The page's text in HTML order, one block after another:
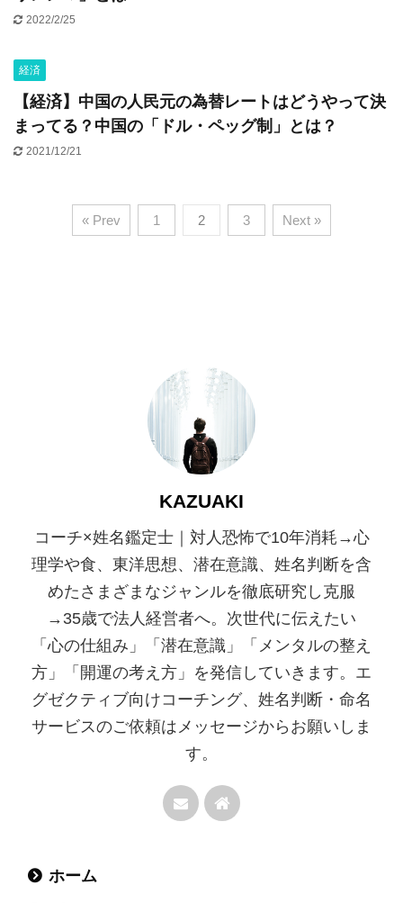
2022/2/25
経済
【経済】中国の人民元の為替レートはどうやって決
まってる？中国の「ドル・ペッグ制」とは？
2021/12/21
« Prev 1 2 3 Next »
KAZUAKI
コーチ×姓名鑑定士｜対人恐怖で10年消耗→心
理学や食、東洋思想、潜在意識、姓名判断を含
めたさまざまなジャンルを徹底研究し克服
→35歳で法人経営者へ。次世代に伝えたい
「心の仕組み」「潜在意識」「メンタルの整え
方」「開運の考え方」を発信していきます。エ
グゼクティブ向けコーチング、姓名判断・命名
サービスのご依頼はメッセージからお願いしま
す。
ホーム